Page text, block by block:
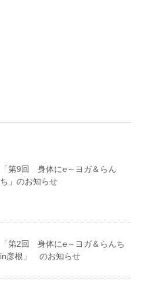
「第9回 身体に℮～ヨガ＆らん
ち」のお知らせ
「第2回 身体に℮～ヨガ＆らんち
in彦根」 のお知らせ